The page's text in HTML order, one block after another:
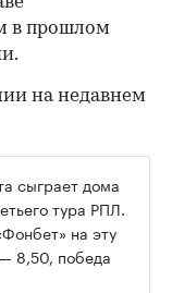
в прошлом
на недавнем
сыграет дома
тура РПЛ.
на эту
8,50, победа